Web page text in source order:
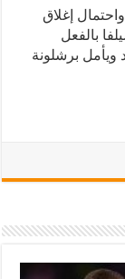
إغلاق
بالفعل
ويأمل برشلونة